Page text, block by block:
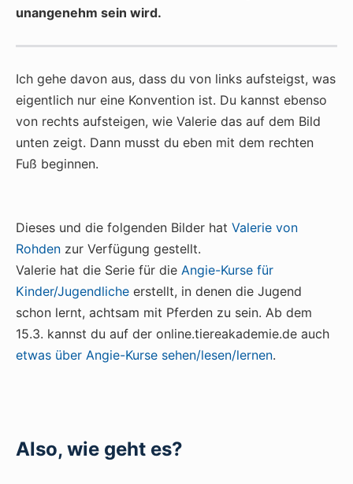
unangenehm sein wird.
Ich gehe davon aus, dass du von links aufsteigst, was
eigentlich nur eine Konvention ist. Du kannst ebenso
von rechts aufsteigen, wie Valerie das auf dem Bild
unten zeigt. Dann musst du eben mit dem rechten
Fuß beginnen.
Dieses und die folgenden Bilder hat Valerie von
Rohden zur Verfügung gestellt.
Valerie hat die Serie für die Angie-Kurse für
Kinder/Jugendliche erstellt, in denen die Jugend
schon lernt, achtsam mit Pferden zu sein. Ab dem
15.3. kannst du auf der online.tiereakademie.de auch
etwas über Angie-Kurse sehen/lesen/lernen.
Also, wie geht es?